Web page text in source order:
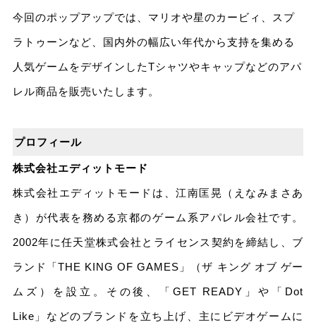
今回のポップアップでは、マリオや星のカービィ、スプ
ラトゥーンなど、国内外の幅広い年代から支持を集める
人気ゲームをデザインしたTシャツやキャップなどのアパ
レル商品を販売いたします。
プロフィール
株式会社エディットモード
株式会社エディットモードは、江南匡晃（えなみまさあ
き）が代表を務める京都のゲーム系アパレル会社です。
2002年に任天堂株式会社とライセンス契約を締結し、ブ
ランド「THE KING OF GAMES」（ザ キング オブ ゲー
ムズ）を設立。その後、「GET READY」や「Dot
Like」などのブランドを立ち上げ、主にビデオゲームに